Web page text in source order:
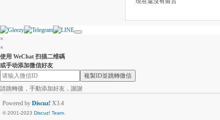
×
×
使用 WeChat 扫描二维碼
或手动添加微信好友
複製ID並跳轉微信
請跳轉後，手動添加好友，謝謝
Powered by Discuz! X3.4
© 2001-2023 Discuz! Team